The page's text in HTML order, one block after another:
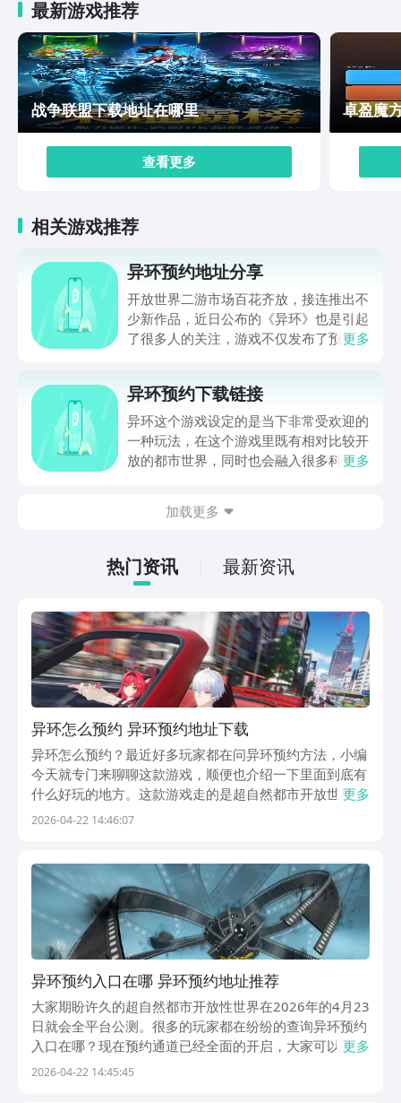
最新游戏推荐
战争联盟下载地址在哪里
查看更多
卓盈魔
相关游戏推荐
异环预约地址分享
开放世界二游市场百花齐放，接连推出不
少新作品，近日公布的《异环》也是引起
了很多人的关注，游戏不仅发布了预告和
就给大家分享最新异环预约地址，并简单
聊一聊这款游戏的玩法亮点。
更多
异环预约下载链接
异环这个游戏设定的是当下非常受欢迎的
一种玩法，在这个游戏里既有相对比较开
放的都市世界，同时也会融入很多科技的
在下面分享出来，玩家们都可以来感受一
元游戏。
更多
加载更多
热门资讯 最新资讯
异环怎么预约 异环预约地址下载
异环怎么预约？最近好多玩家都在问异环预约方法，小编
今天就专门来聊聊这款游戏，顺便也介绍一下里面到底有
什么好玩的地方。这款游戏走的是超自然都市开放世界的
路子，把现实城市和奇异的异象世界混在一起，听起来就
戏...
更多
2026-04-22 14:46:07
异环预约入口在哪 异环预约地址推荐
大家期盼许久的超自然都市开放性世界在2026年的4月23
日就会全平台公测。很多的玩家都在纷纷的查询异环预约
入口在哪？现在预约通道已经全面的开启，大家可以去抢
先锁定资格，在公测的当天就可以直接去体验一下。下面
更多
2026-04-22 14:45:45